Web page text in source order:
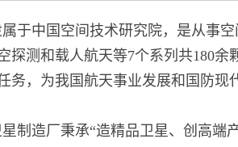
于中国空间技术研究院，是从事
探测和载人航天等7个系列共180
务，为我国航天事业发展和国防现
制造厂秉承“造精品卫星、创高端